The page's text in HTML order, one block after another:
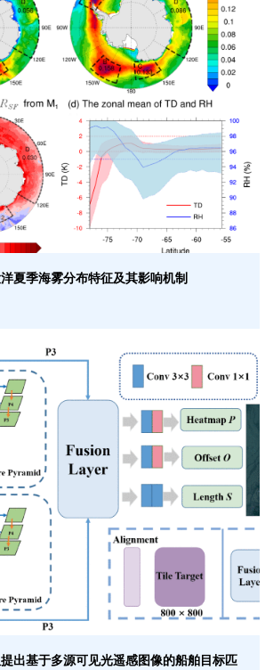
夏季海雾分布特征及其影响机制
出基于多源可见光遥感图像的船舶目标匹